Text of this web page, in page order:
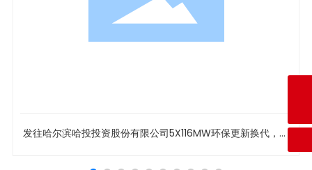
发往哈尔滨哈投投资股份有限公司5X116MW环保更新换代，引
syslfj@126.com